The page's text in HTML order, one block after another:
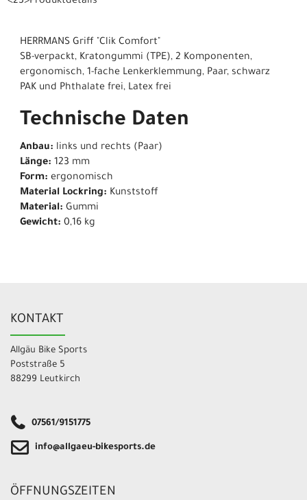
HERRMANS Griff "Clik Comfort"
SB-verpackt, Kratongummi (TPE), 2 Komponenten,
ergonomisch, 1-fache Lenkerklemmung, Paar, schwarz
PAK und Phthalate frei, Latex frei
Technische Daten
Anbau: links und rechts (Paar)
Länge: 123 mm
Form: ergonomisch
Material Lockring: Kunststoff
Material: Gummi
Gewicht: 0,16 kg
KONTAKT
Allgäu Bike Sports
Poststraße 5
88299 Leutkirch
07561/9151775
info@allgaeu-bikesports.de
ÖFFNUNGSZEITEN